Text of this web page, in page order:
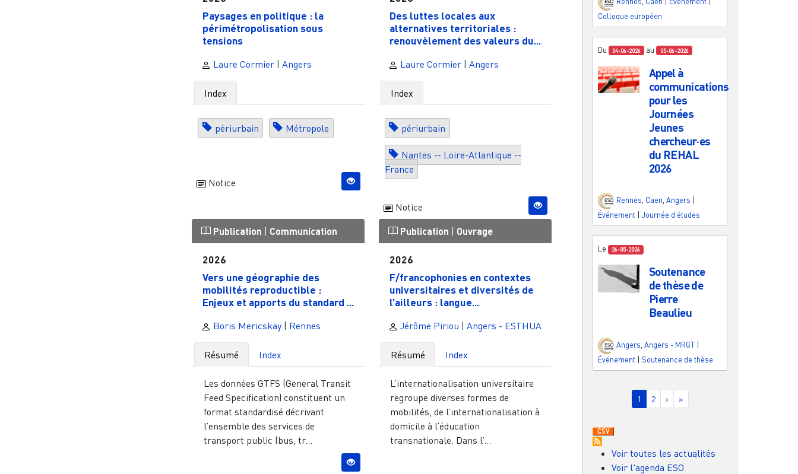
Paysages en politique : la
périmétropolisation sous
tensions
Laure Cormier |Angers
Index
périurbain Métropole
Notice
Des luttes locales aux
alternatives territoriales :
renouvèlement des valeurs du...
Laure Cormier |Angers
Index
périurbain
Nantes -- Loire-Atlantique --
France
Notice
Publication | Communication
2026
Vers une géographie des
mobilités reproductible :
Enjeux et apports du standard ...
Boris Mericskay Rennes
Résumé Index
Les données GTFS (General Transit
Feed Specification) constituent un
format standardisé décrivant
l’ensemble des services de
transport public (bus, tr...
Publication | Ouvrage
2026
F/francophonies en contextes
universitaires et diversités de
l’ailleurs : langue...
Jérôme Piriou |Angers - ESTHUA
Résumé Index
L’internationalisation universitaire
regroupe diverses formes de
mobilités, de l’internationalisation à
domicile à l’éducation
transnationale. Dans l’...
Colloque européen
Du 04-06-2026 au 05-06-2026
Appel à
communications
pour les
Journées
Jeunes
chercheur·es
du REHAL
2026
Rennes, Caen, Angers
Événement
Journée d'études
Le 26-05-2026
Soutenance
de thèse de
Pierre
Beaulieu
Angers Angers - MRGT
Événement | Soutenance de thèse
Pagination
Page courante
1 Page
2 Page suivante
› Dernière page
»
Voir toutes les actualités
Voir l'agenda ESO